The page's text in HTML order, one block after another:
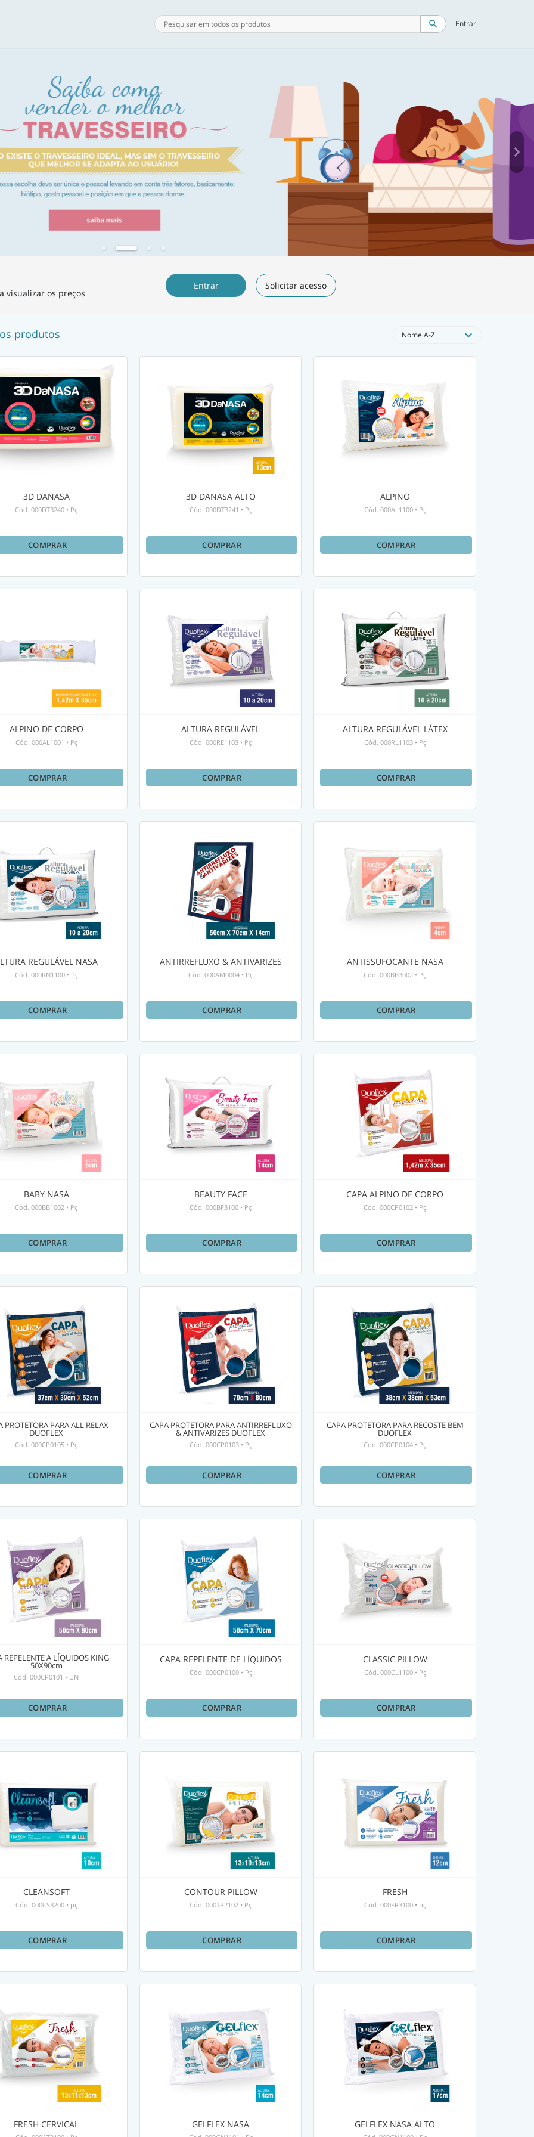
search Entrar
visualizar os preços
Entrar Solicitar acesso
produtos Nome A-Z expand_more
3D DANASA
Cód.000DT3240 • Pç
COMPRAR
3D DANASA ALTO
Cód. 000DT3241 • Pç
COMPRAR
ALPINO
Cód. 000AL1100 • Pç
COMPRAR
ALPINO DE CORPO
Cód. 000AL1001 • Pç
COMPRAR
ALTURA REGULÁVEL
Cód.000RE1103 • Pç
COMPRAR
ALTURA REGULÁVEL LÁTEX
Cód. 000RL1103 • Pç
COMPRAR
REGULÁVEL NASA
Cód. 000RN1100 • Pç
COMPRAR
ANTIRREFLUXO & ANTIVARIZES
Cód.000AM0004 • Pç
COMPRAR
ANTISSUFOCANTE NASA
Cód.000BB3002 • Pç
COMPRAR
BABY NASA
Cód.000BB1002 • Pç
COMPRAR
BEAUTY FACE
Cód.000BF3100 • Pç
COMPRAR
CAPA ALPINO DE CORPO
Cód.000CP0102 • Pç
COMPRAR
PROTETORA PARA ALL RELAX
DUOFLEX
Cód.000CP0105 • Pç
COMPRAR
CAPA PROTETORA PARA ANTIRREFLUXO
& ANTIVARIZES DUOFLEX
Cód. 000CP0103 • Pç
COMPRAR
CAPA PROTETORA PARA RECOSTE BEM
DUOFLEX
Cód.000CP0104 • Pç
COMPRAR
REPELENTE A LÍQUIDOS KING
50X90cm
Cód.000CP0101 • UN
COMPRAR
CAPA REPELENTE DE LÍQUIDOS
Cód. 000CP0100 • Pç
COMPRAR
CLASSIC PILLOW
Cód. 000CL1100 • Pç
COMPRAR
CLEANSOFT
Cód. 000CS3200 • pç
COMPRAR
CONTOUR PILLOW
Cód.000TP2102 • Pç
COMPRAR
FRESH
Cód. 000FR3100 • pç
COMPRAR
FRESH CERVICAL GELFLEX NASA GELFLEX NASA ALTO